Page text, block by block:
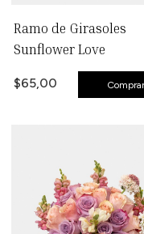
Ramo de Girasoles
Sunflower Love
$65,00 Comprar